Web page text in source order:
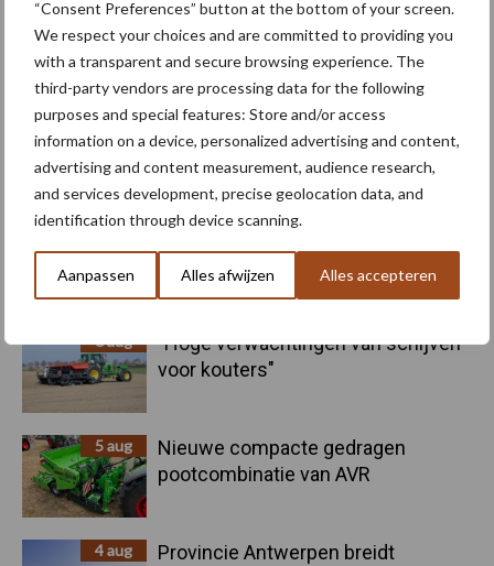
“Consent Preferences” button at the bottom of your screen.
We respect your choices and are committed to providing you
with a transparent and secure browsing experience. The
third-party vendors are processing data for the following
purposes and special features: Store and/or access
information on a device, personalized advertising and content,
advertising and content measurement, audience research,
and services development, precise geolocation data, and
identification through device scanning.
Aanpassen Alles afwijzen Alles accepteren
Primaire
Recent nieuws Partner nieuws
6 aug
"Hoge verwachtingen van schijven
voor kouters"
5 aug
Nieuwe compacte gedragen
pootcombinatie van AVR
4 aug
Provincie Antwerpen breidt
Machines Duurzaamheid
Toon meer